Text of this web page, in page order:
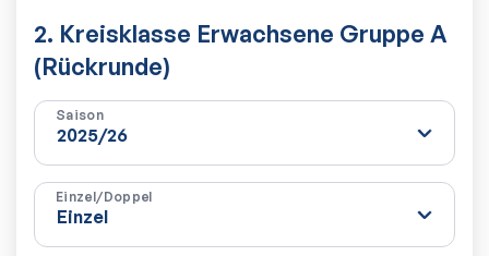
2. Kreisklasse Erwachsene Gruppe A
(Rückrunde)
Saison
Einzel/Doppel